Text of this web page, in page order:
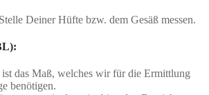
Deiner Hüfte bzw. dem Gesäß messen.
das Maß, welches wir für die Ermittlung
benötigen.